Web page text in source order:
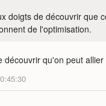
doigts de découvrir que
de l'optimisation.
découvrir qu'on peut